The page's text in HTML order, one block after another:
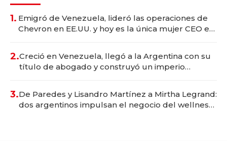
1. Emigró de Venezuela, lideró las operaciones de
Chevron en EE.UU. y hoy es la única mujer CEO en
2.Creció en Venezuela, llegó a la Argentina con su
título de abogado y construyó un imperio
3.De Paredes y Lisandro Martínez a Mirtha Legrand:
dos argentinos impulsan el negocio del wellness